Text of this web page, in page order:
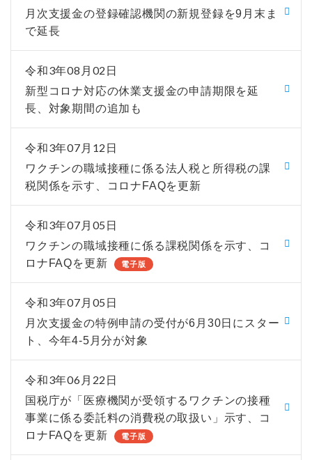
月次支援金の登録確認機関の新規登録を9月末ま
で延長
令和3年08月02日
新型コロナ対応の休業支援金の申請期限を延
長、対象期間の追加も
令和3年07月12日
ワクチンの職域接種に係る法人税と所得税の課
税関係を示す、コロナFAQを更新
令和3年07月05日
ワクチンの職域接種に係る課税関係を示す、コ
ロナFAQを更新
電子版
令和3年07月05日
月次支援金の特例申請の受付が6月30日にスター
ト、今年4-5月分が対象
令和3年06月22日
国税庁が「医療機関が受領するワクチンの接種
事業に係る委託料の消費税の取扱い」示す、コ
ロナFAQを更新
電子版